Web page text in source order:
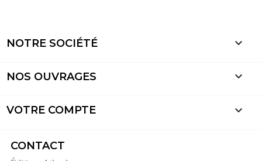
NOTRE SOCIÉTÉ 
NOS OUVRAGES 
VOTRE COMPTE 
CONTACT